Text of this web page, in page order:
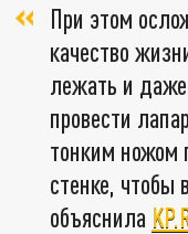
При этом
качество
лежать и
провести
тонким ножом
стенке, чтобы
объяснила